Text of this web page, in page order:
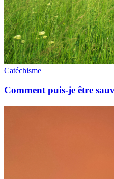
Catéchisme
Comment puis-je être